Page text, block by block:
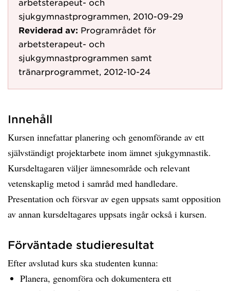
arbetsterapeut- och
sjukgymnastprogrammen, 2010-09-29
Reviderad av: Programrådet för
arbetsterapeut- och
sjukgymnastprogrammen samt
tränarprogrammet, 2012-10-24
Innehåll
Kursen innefattar planering och genomförande av ett
självständigt projektarbete inom ämnet sjukgymnastik.
Kursdeltagaren väljer ämnesområde och relevant
vetenskaplig metod i samråd med handledare.
Presentation och försvar av egen uppsats samt opposition
av annan kursdeltagares uppsats ingår också i kursen.
Förväntade studieresultat
Efter avslutad kurs ska studenten kunna:
Planera, genomföra och dokumentera ett